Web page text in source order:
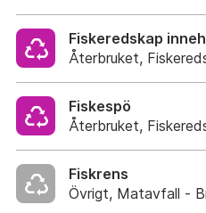
Fiskeredskap
Återbruket,
Fiskespö
Återbruket,
Fiskrens
Övrigt, Matavfall -